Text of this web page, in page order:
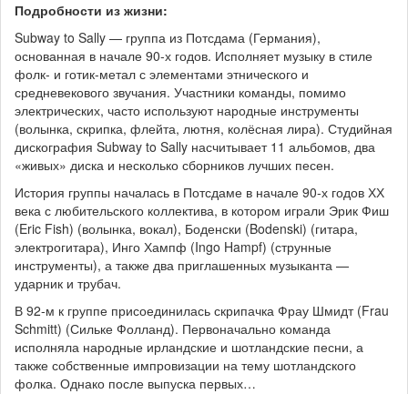
Подробности из жизни:
Subway to Sally — группа из Потсдама (Германия),
основанная в начале 90-х годов. Исполняет музыку в стиле
фолк- и готик-метал с элементами этнического и
средневекового звучания. Участники команды, помимо
электрических, часто используют народные инструменты
(волынка, скрипка, флейта, лютня, колёсная лира). Студийная
дискография Subway to Sally насчитывает 11 альбомов, два
«живых» диска и несколько сборников лучших песен.
История группы началась в Потсдаме в начале 90-х годов ХХ
века с любительского коллектива, в котором играли Эрик Фиш
(Eric Fish) (волынка, вокал), Боденски (Bodenski) (гитара,
электрогитара), Инго Хампф (Ingo Hampf) (струнные
инструменты), а также два приглашенных музыканта —
ударник и трубач.
В 92-м к группе присоединилась скрипачка Фрау Шмидт (Frau
Schmitt) (Сильке Фолланд). Первоначально команда
исполняла народные ирландские и шотландские песни, а
также собственные импровизации на тему шотландского
фолка. Однако после выпуска первых…